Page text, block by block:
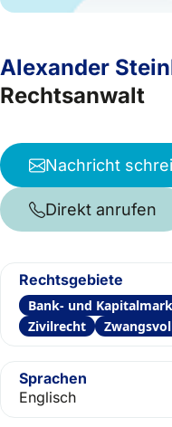
Alexander
Rechtsanwalt
Nachricht
Direkt anrufen
Rechtsgebiete
Bank- und
Zivilrecht
Sprachen
Englisch